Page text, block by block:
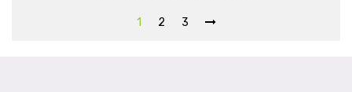
1 2 3